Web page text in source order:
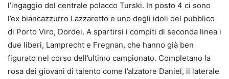
l’ingaggio del centrale polacco Turski. In posto 4 ci sono
l’ex biancazzurro Lazzaretto e uno degli idoli del pubblico
di Porto Viro, Dordei. A spartirsi i compiti di seconda linea i
due liberi, Lamprecht e Fregnan, che hanno già ben
figurato nel corso dell’ultimo campionato. Completano la
rosa dei giovani di talento come l’alzatore Daniel, il laterale